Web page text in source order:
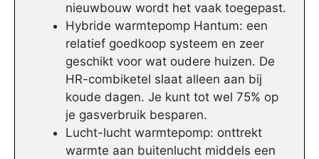
nieuwbouw wordt het vaak toegepast.
Hybride warmtepomp Hantum: een
relatief goedkoop systeem en zeer
geschikt voor wat oudere huizen. De
HR-combiketel slaat alleen aan bij
koude dagen. Je kunt tot wel 75% op
je gasverbruik besparen.
Lucht-lucht warmtepomp: onttrekt
warmte aan buitenlucht middels een